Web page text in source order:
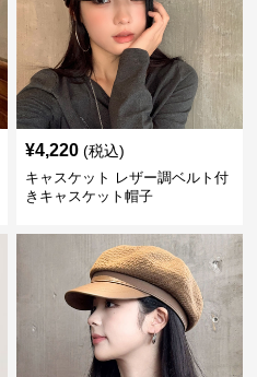
¥4,220 (税込)
キャスケット レザー調ベルト付
きキャスケット帽子